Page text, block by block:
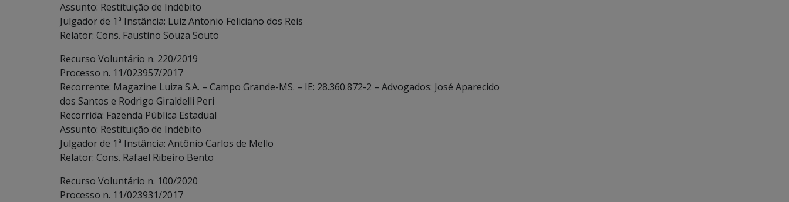
Assunto: Restituição de Indébito
Julgador de 1ª Instância: Luiz Antonio Feliciano dos Reis
Relator: Cons. Faustino Souza Souto
Recurso Voluntário n. 220/2019
Processo n. 11/023957/2017
Recorrente: Magazine Luiza S.A. – Campo Grande-MS. – IE: 28.360.872-2 – Advogados: José Aparecido
dos Santos e Rodrigo Giraldelli Peri
Recorrida: Fazenda Pública Estadual
Assunto: Restituição de Indébito
Julgador de 1ª Instância: Antônio Carlos de Mello
Relator: Cons. Rafael Ribeiro Bento
Recurso Voluntário n. 100/2020
Processo n. 11/023931/2017